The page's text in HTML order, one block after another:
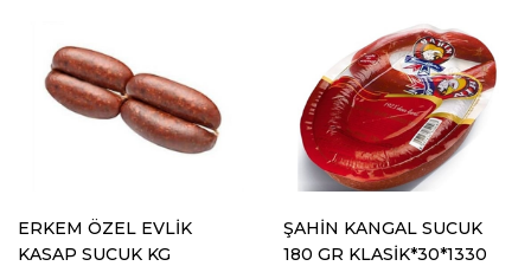
ERKEM ÖZEL EVLİK
KASAP SUCUK KG
ŞAHİN KANGAL SUCUK
180 GR KLASİK*30*1330